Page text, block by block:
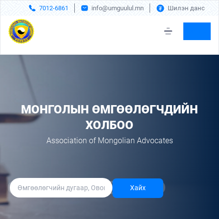
7012-6861 info@umguulul.mn Шилэн данс
МОНГОЛЫН ӨМГӨӨЛӨГЧДИЙН
ХОЛБОО
Association of Mongolian Advocates
Хайх